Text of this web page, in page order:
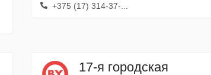
+375 (17) 314-37-...
17-я городская